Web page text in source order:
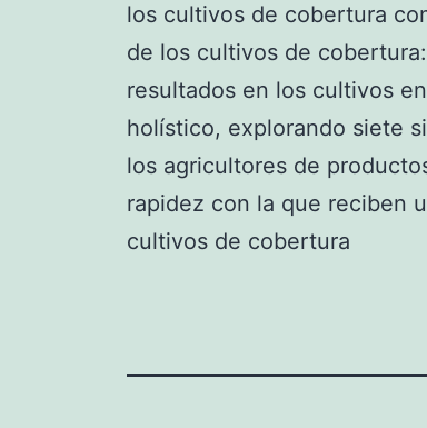
los cultivos de cobertura
de los cultivos de
resultados en los cultivos
holístico, explorando siete
los agricultores de
rapidez con la que reciben
cultivos de cobertura